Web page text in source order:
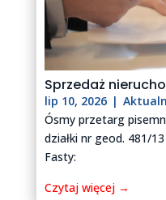
Sprzedaż
lip 10, 2026 |
Ósmy przetarg
działki nr geod. 481/
Fasty:
Czytaj więcej →